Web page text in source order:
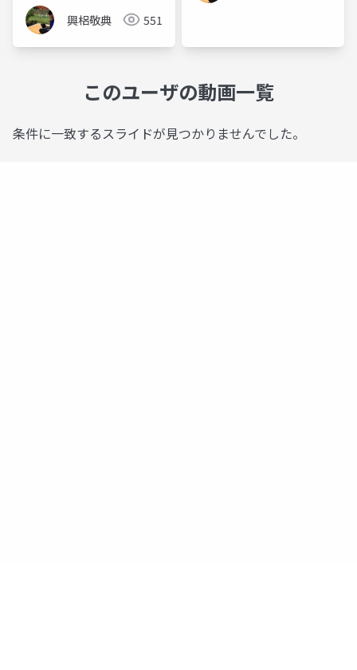
興梠敬典 551
このユーザの動画一覧
条件に一致するスライドが見つかりませんでした。